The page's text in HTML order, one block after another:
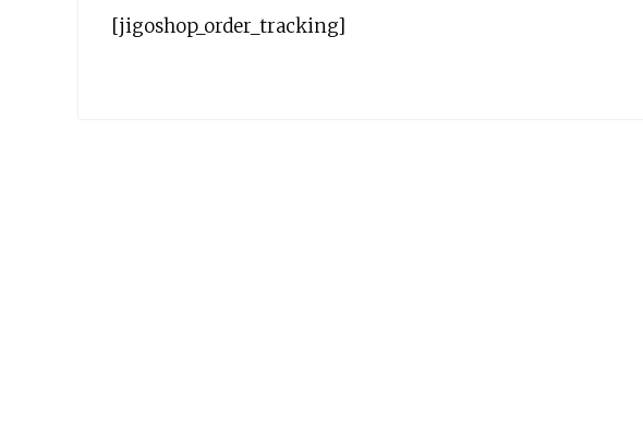
[jigoshop_order_tracking]